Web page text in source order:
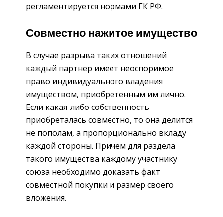
регламентируется нормами ГК РФ.
Совместно нажитое имущество
В случае разрыва таких отношений
каждый партнер имеет неоспоримое
право индивидуального владения
имуществом, приобретенным им лично.
Если какая-либо собственность
приобреталась совместно, то она делится
не пополам, а пропорционально вкладу
каждой стороны. Причем для раздела
такого имущества каждому участнику
союза необходимо доказать факт
совместной покупки и размер своего
вложения.